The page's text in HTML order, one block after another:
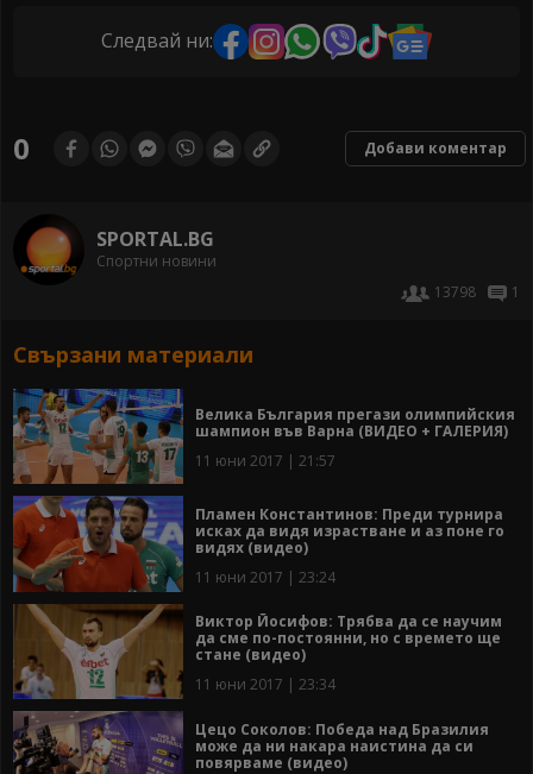
Следвай ни:
0 Добави коментар
SPORTAL.BG
Спортни новини
13798
1
Свързани материали
Велика България прегази олимпийския
шампион във Варна (ВИДЕО + ГАЛЕРИЯ)
11 юни 2017 | 21:57
Пламен Константинов: Преди турнира
исках да видя израстване и аз поне го
видях (видео)
11 юни 2017 | 23:24
Виктор Йосифов: Трябва да се научим
да сме по-постоянни, но с времето ще
стане (видео)
11 юни 2017 | 23:34
Цецо Соколов: Победа над Бразилия
може да ни накара наистина да си
повярваме (видео)